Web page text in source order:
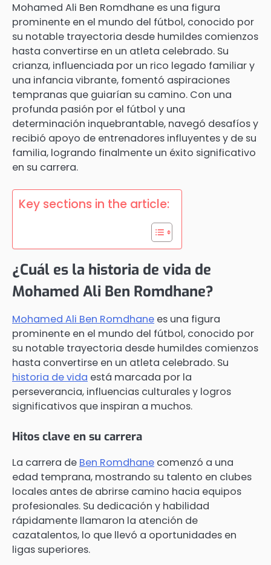
Mohamed Ali Ben Romdhane es una figura
prominente en el mundo del fútbol, conocido por
su notable trayectoria desde humildes comienzos
hasta convertirse en un atleta celebrado. Su
crianza, influenciada por un rico legado familiar y
una infancia vibrante, fomentó aspiraciones
tempranas que guiarían su camino. Con una
profunda pasión por el fútbol y una
determinación inquebrantable, navegó desafíos y
recibió apoyo de entrenadores influyentes y de su
familia, logrando finalmente un éxito significativo
en su carrera.
Key sections in the article:
¿Cuál es la historia de vida de
Mohamed Ali Ben Romdhane?
Mohamed Ali Ben Romdhane es una figura
prominente en el mundo del fútbol, conocido por
su notable trayectoria desde humildes comienzos
hasta convertirse en un atleta celebrado. Su
historia de vida está marcada por la
perseverancia, influencias culturales y logros
significativos que inspiran a muchos.
Hitos clave en su carrera
La carrera de Ben Romdhane comenzó a una
edad temprana, mostrando su talento en clubes
locales antes de abrirse camino hacia equipos
profesionales. Su dedicación y habilidad
rápidamente llamaron la atención de
cazatalentos, lo que llevó a oportunidades en
ligas superiores.